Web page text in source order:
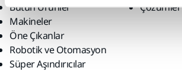
Bütün Ürünler
Makineler
Öne Çıkanlar
Robotik ve Otomasyon
Süper Aşındırıcılar
Çözümler